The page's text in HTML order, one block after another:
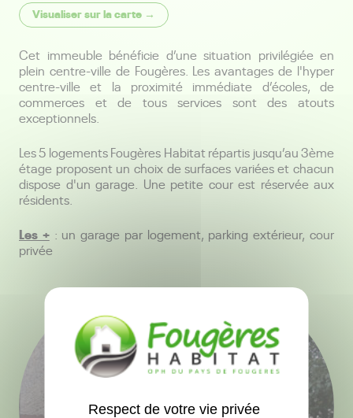
Visualiser sur la carte →
Cet immeuble bénéficie d’une situation privilégiée en
plein centre-ville de Fougères. Les avantages de l'hyper
centre-ville et la proximité immédiate d’écoles, de
commerces et de tous services sont des atouts
exceptionnels.
Les 5 logements Fougères Habitat répartis jusqu’au 3ème
étage proposent un choix de surfaces variées et chacun
dispose d'un garage. Une petite cour est réservée aux
résidents.
Les +: un garage par logement, parking extérieur, cour
privée
Respect de votre vie privée